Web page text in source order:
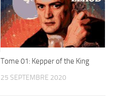
Tome 01: Kepper of the King
25 SEPTEMBRE 2020